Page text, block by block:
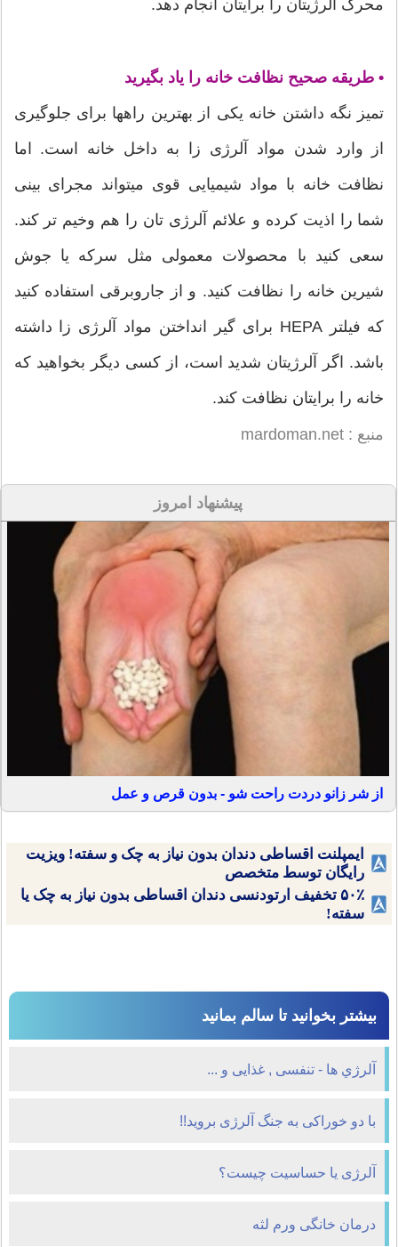
محرک آلرژیتان را برایتان انجام دهد.
• طریقه صحیح نظافت خانه را یاد بگیرید
تمیز نگه داشتن خانه یکی از بهترین راهها برای جلوگیری
از وارد شدن مواد آلرژی زا به داخل خانه است. اما
نظافت خانه با مواد شیمیایی قوی میتواند مجرای بینی
شما را اذیت کرده و علائم آلرژی تان را هم وخیم تر کند.
سعی کنید با محصولات معمولی مثل سرکه یا جوش
شیرین خانه را نظافت کنید. و از جاروبرقی استفاده کنید
که فیلتر HEPA برای گیر انداختن مواد آلرژی زا داشته
باشد. اگر آلرژیتان شدید است، از کسی دیگر بخواهید که
خانه را برایتان نظافت کند.
منبع : mardoman.net
پیشنهاد امروز
از شر زانو دردت راحت شو - بدون قرص و عمل
ایمپلنت اقساطی دندان بدون نیاز به چک و سفته! ویزیت
رایگان توسط متخصص
۵۰٪ تخفیف ارتودنسی دندان اقساطی بدون نیاز به چک یا
سفته!
بیشتر بخوانید تا سالم بمانید
آلرژي ها - تنفسی , غذایی و ...
با دو خوراکی به جنگ آلرژی بروید!!
آلرژی یا حساسیت چیست؟
درمان خانگی ورم لثه